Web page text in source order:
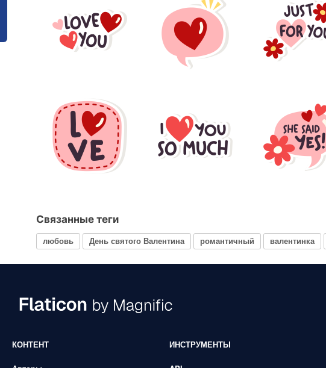
Связанные теги
любовь День святого Валентина романтичный валентинка
КОНТЕНТ ИНСТРУМЕНТЫ